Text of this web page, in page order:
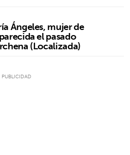
Ángeles, mujer de
el pasado
(Localizada)